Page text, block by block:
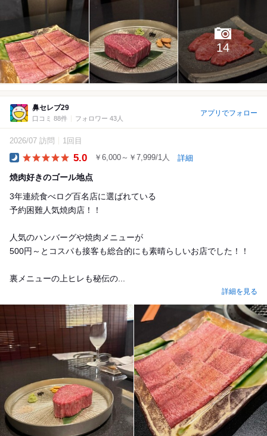
14
鼻セレブ29
口コミ 88件 フォロワー 43人
アプリでフォロー
2026/07 訪問 1回目
5.0 ￥6,000～￥7,999/1人 詳細
焼肉好きのゴール地点
3年連続食べログ百名店に選ばれている
予約困難人気焼肉店！！
人気のハンバーグや焼肉メニューが
500円～とコスパも接客も総合的にも素晴らしいお店でした！！
裏メニューの上ヒレも秘伝の...
詳細を見る